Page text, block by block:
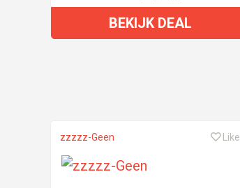
BEKIJK DEAL
zzzzz-Geen Like